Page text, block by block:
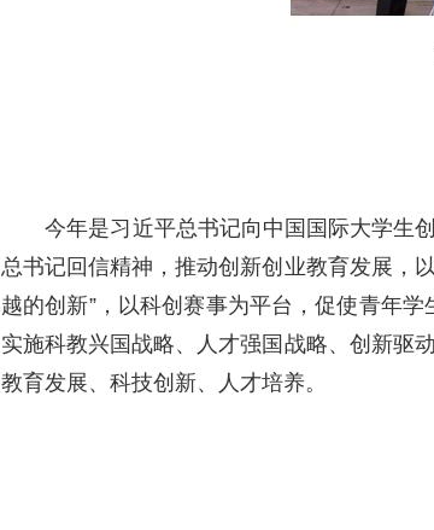
今年是习近平总书记向中国国际大学生
总书记回信精神，推动创新创业教育发展，
越的创新”，以科创赛事为平台，促使青年
实施科教兴国战略、人才强国战略、创新驱
教育发展、科技创新、人才培养。